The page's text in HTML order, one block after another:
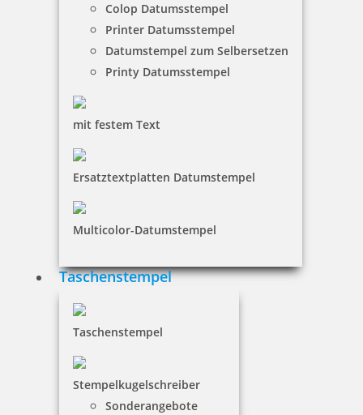
Colop Datumsstempel
Printer Datumsstempel
Datumstempel zum Selbersetzen
Printy Datumsstempel
mit festem Text
Ersatztextplatten Datumstempel
Multicolor-Datumstempel
Taschenstempel
Taschenstempel
Stempelkugelschreiber
Sonderangebote
6,46 €
Trodat Printy 4820 Datumstempel 25 x 4 mm